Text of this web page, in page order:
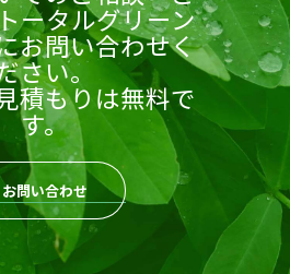
ータルグリーン
お問い合わせく
さい。
積もりは無料で
す。
お問い合わせ